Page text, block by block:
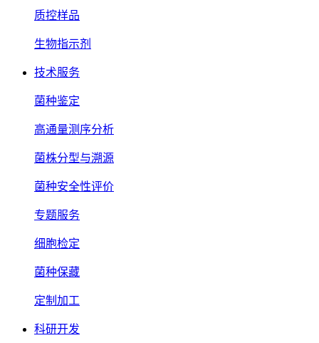
质控样品
生物指示剂
技术服务
菌种鉴定
高通量测序分析
菌株分型与溯源
菌种安全性评价
专题服务
细胞检定
菌种保藏
定制加工
科研开发